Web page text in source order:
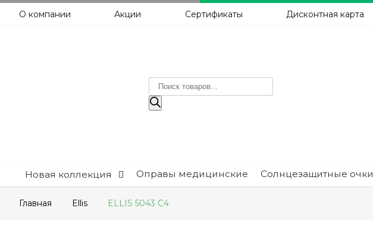
О компании Акции Сертификаты Дисконтная карта
Поиск
товаров
Новая коллекция Оправы медицинские Солнцезащитные очки
Главная Ellis ELLIS 5043 C4